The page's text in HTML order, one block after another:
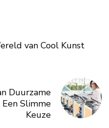
van Cool Kunst
Duurzame
Slimme
Keuze